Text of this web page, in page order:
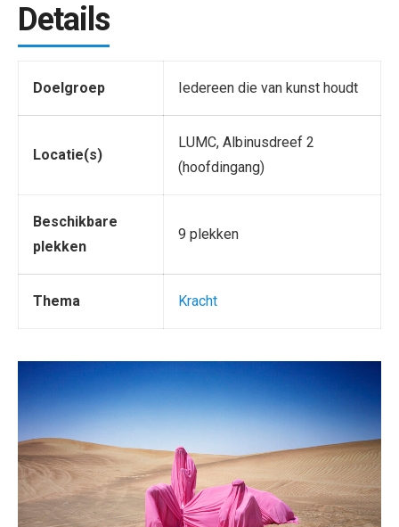
Details
Doelgroep Iedereen die van kunst houdt
Locatie(s)
LUMC, Albinusdreef 2
(hoofdingang)
Beschikbare
plekken
9 plekken
Thema Kracht